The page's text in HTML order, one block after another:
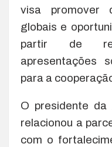
visa promover
globais e
partir de
apresentações
para a
O presidente da
relacionou a
com o